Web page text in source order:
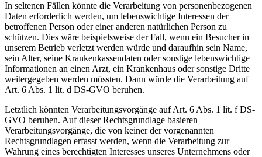
In seltenen Fällen könnte die Verarbeitung von personenbezogenen
Daten erforderlich werden, um lebenswichtige Interessen der
betroffenen Person oder einer anderen natürlichen Person zu
schützen. Dies wäre beispielsweise der Fall, wenn ein Besucher in
unserem Betrieb verletzt werden würde und daraufhin sein Name,
sein Alter, seine Krankenkassendaten oder sonstige lebenswichtige
Informationen an einen Arzt, ein Krankenhaus oder sonstige Dritte
weitergegeben werden müssten. Dann würde die Verarbeitung auf
Art. 6 Abs. 1 lit. d DS-GVO beruhen.
Letztlich könnten Verarbeitungsvorgänge auf Art. 6 Abs. 1 lit. f DS-
GVO beruhen. Auf dieser Rechtsgrundlage basieren
Verarbeitungsvorgänge, die von keiner der vorgenannten
Rechtsgrundlagen erfasst werden, wenn die Verarbeitung zur
Wahrung eines berechtigten Interesses unseres Unternehmens oder